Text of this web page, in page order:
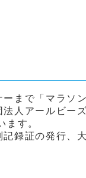
まで「マラソ
人アールビー
ます。
録証の発行、